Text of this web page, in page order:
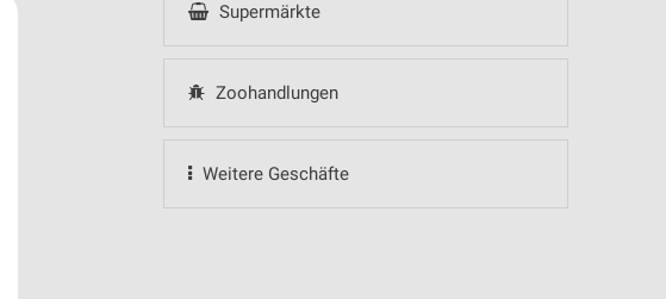
Supermärkte
Zoohandlungen
Weitere Geschäfte